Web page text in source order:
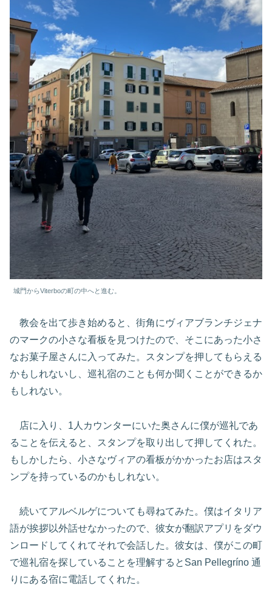
城門からViterboの町の中へと進む。
教会を出て歩き始めると、街角にヴィアブランチジェナ
のマークの小さな看板を見つけたので、そこにあった小さ
なお菓子屋さんに入ってみた。スタンプを押してもらえる
かもしれないし、巡礼宿のことも何か聞くことができるか
もしれない。
店に入り、1人カウンターにいた奥さんに僕が巡礼であ
ることを伝えると、スタンプを取り出して押してくれた。
もしかしたら、小さなヴィアの看板がかかったお店はスタ
ンプを持っているのかもしれない。
続いてアルベルゲについても尋ねてみた。僕はイタリア
語が挨拶以外話せなかったので、彼女が翻訳アプリをダウ
ンロードしてくれてそれで会話した。彼女は、僕がこの町
で巡礼宿を探していることを理解するとSan Pellegríno 通
りにある宿に電話してくれた。